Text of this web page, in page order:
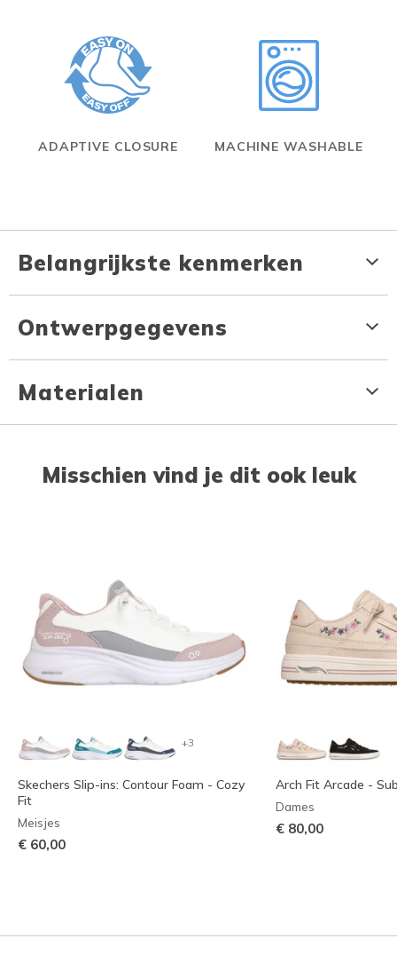
ADAPTIVE CLOSURE MACHINE WASHABLE
Belangrijkste kenmerken
Ontwerpgegevens
Materialen
Misschien vind je dit ook leuk
+3
Skechers Slip-ins: Contour Foam - Cozy
Fit
Meisjes
€ 60,00
Arch Fit Arcade -
Dames
€ 80,00